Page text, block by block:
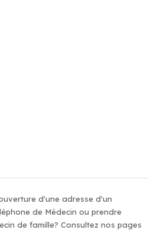
d'une adresse d'un
de Médecin ou prendre
de famille? Consultez nos pages